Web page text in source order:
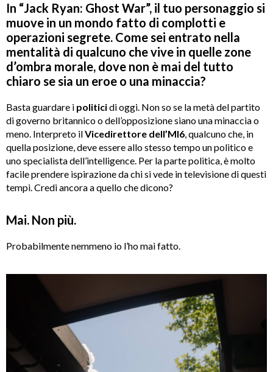
In “Jack Ryan: Ghost War”, il tuo personaggio si
muove in un mondo fatto di complotti e
operazioni segrete. Come sei entrato nella
mentalità di qualcuno che vive in quelle zone
d’ombra morale, dove non è mai del tutto
chiaro se sia un eroe o una minaccia?
Basta guardare i politicidi oggi. Non so se la metà del partito
di governo britannico o dell’opposizione siano una minaccia o
meno. Interpreto ilVicedirettore dell’MI6, qualcuno che, in
quella posizione, deve essere allo stesso tempo un politico e
uno specialista dell’intelligence. Per la parte politica, è molto
facile prendere ispirazione da chi si vede in televisione di questi
tempi. Credi ancora a quello che dicono?
Mai. Non più.
Probabilmente nemmeno io l’ho mai fatto.